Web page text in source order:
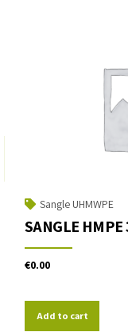
Sangle UHMWPE
SANGLE
€0.00
Add to cart